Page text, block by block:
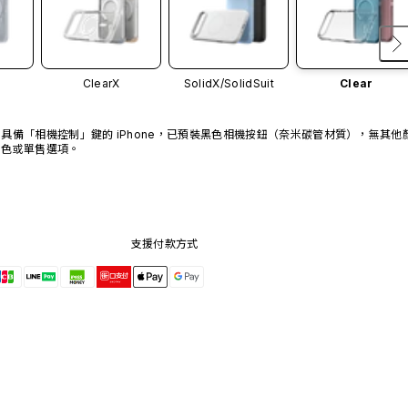
ClearX SolidX/SolidSuit Clear
具備「相機控制」鍵的 iPhone，已預裝黑色相機按鈕（奈米碳管材質），無其他
色或單售選項。
支援付款方式